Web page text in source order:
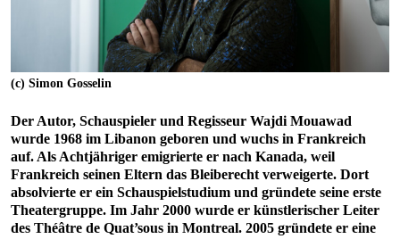
(c) Simon Gosselin
Der Autor, Schauspieler und Regisseur Wajdi Mouawad
wurde 1968 im Libanon geboren und wuchs in Frankreich
auf. Als Achtjähriger emigrierte er nach Kanada, weil
Frankreich seinen Eltern das Bleiberecht verweigerte. Dort
absolvierte er ein Schauspielstudium und gründete seine erste
Theatergruppe. Im Jahr 2000 wurde er künstlerischer Leiter
des Théâtre de Quat’sous in Montreal. 2005 gründete er eine